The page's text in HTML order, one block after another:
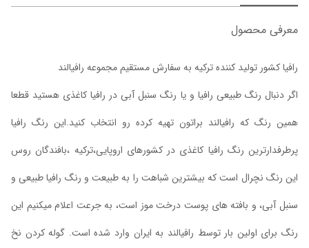
معرفی محصول
رافیا کشور تولید کننده ترکیه به سفارش مستقیم مجموعه رافیالند
اگر دنبال رنگ طبیعی رافیا و یا رنگ سنبل آبی در رافیا کاغذی هستید قطعا
همین رنگ که رافیالند براتون تهیه کرده رو انتخاب کنید.این رنگ رافیا
پرطرفدارترین رنگ رافیا کاغذی در کشورهای اروپایی،ترکیه ،بافندگان روس
این رنگ نچرال است که بیشترین شباهت را به طبیعت و رنگ رافیا طبیعی و
سنبل آبی، و بافته های پوست درخت موز است، به جرعت اعلام میکنیم این
رنگ برای اولین بار توسط رافیالند به ایران وارد شده است. گوله کردن نخ